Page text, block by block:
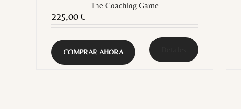
The Coaching Game
225,00 €
COMPRAR AHORA